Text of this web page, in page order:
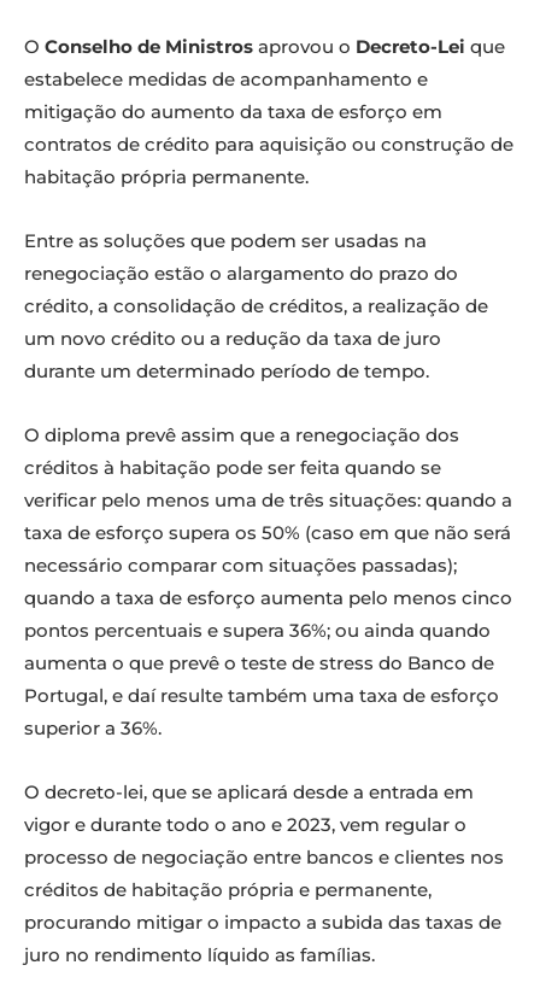
O Conselho de Ministros aprovou o Decreto-Lei que
estabelece medidas de acompanhamento e
mitigação do aumento da taxa de esforço em
contratos de crédito para aquisição ou construção de
habitação própria permanente.
Entre as soluções que podem ser usadas na
renegociação estão o alargamento do prazo do
crédito, a consolidação de créditos, a realização de
um novo crédito ou a redução da taxa de juro
durante um determinado período de tempo.
O diploma prevê assim que a renegociação dos
créditos à habitação pode ser feita quando se
verificar pelo menos uma de três situações: quando a
taxa de esforço supera os 50% (caso em que não será
necessário comparar com situações passadas);
quando a taxa de esforço aumenta pelo menos cinco
pontos percentuais e supera 36%; ou ainda quando
aumenta o que prevê o teste de stress do Banco de
Portugal, e daí resulte também uma taxa de esforço
superior a 36%.
O decreto-lei, que se aplicará desde a entrada em
vigor e durante todo o ano e 2023, vem regular o
processo de negociação entre bancos e clientes nos
créditos de habitação própria e permanente,
procurando mitigar o impacto a subida das taxas de
juro no rendimento líquido as famílias.